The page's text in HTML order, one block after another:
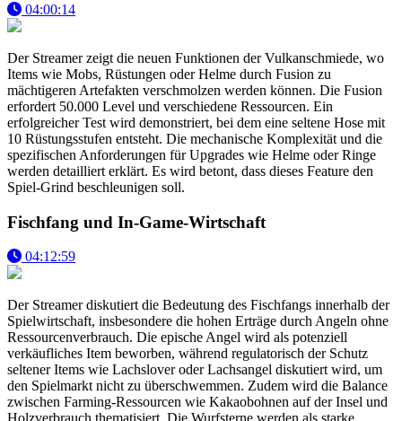
04:00:14
Der Streamer zeigt die neuen Funktionen der Vulkanschmiede, wo
Items wie Mobs, Rüstungen oder Helme durch Fusion zu
mächtigeren Artefakten verschmolzen werden können. Die Fusion
erfordert 50.000 Level und verschiedene Ressourcen. Ein
erfolgreicher Test wird demonstriert, bei dem eine seltene Hose mit
10 Rüstungsstufen entsteht. Die mechanische Komplexität und die
spezifischen Anforderungen für Upgrades wie Helme oder Ringe
werden detailliert erklärt. Es wird betont, dass dieses Feature den
Spiel-Grind beschleunigen soll.
Fischfang und In-Game-Wirtschaft
04:12:59
Der Streamer diskutiert die Bedeutung des Fischfangs innerhalb der
Spielwirtschaft, insbesondere die hohen Erträge durch Angeln ohne
Ressourcenverbrauch. Die epische Angel wird als potenziell
verkäufliches Item beworben, während regulatorisch der Schutz
seltener Items wie Lachslover oder Lachsangel diskutiert wird, um
den Spielmarkt nicht zu überschwemmen. Zudem wird die Balance
zwischen Farming-Ressourcen wie Kakaobohnen auf der Insel und